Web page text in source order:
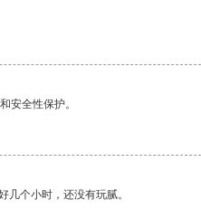
安全性保护。
几个小时，还没有玩腻。